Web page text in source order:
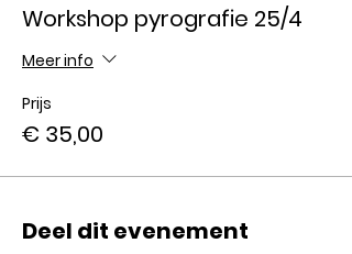
Workshop pyrografie 25/4
Meer info
Prijs
€ 35,00
Deel dit evenement